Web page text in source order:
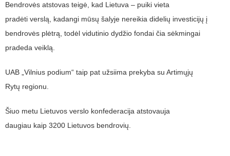
Bendrovės atstovas teigė, kad Lietuva – puiki vieta
pradėti verslą, kadangi mūsų šalyje nereikia didelių investicijų į
bendrovės plėtrą, todėl vidutinio dydžio fondai čia sėkmingai
pradeda veiklą.
UAB „Vilnius podium“ taip pat užsiima prekyba su Artimųjų
Rytų regionu.
Šiuo metu Lietuvos verslo konfederacija atstovauja
daugiau kaip 3200 Lietuvos bendrovių.